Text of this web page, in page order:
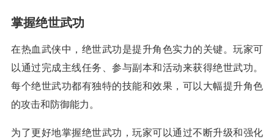
掌握绝世武功
在热血武侠中，绝世武功是提升角色实力的关键。玩家可
以通过完成主线任务、参与副本和活动来获得绝世武功。
每个绝世武功都有独特的技能和效果，可以大幅提升角色
的攻击和防御能力。
为了更好地掌握绝世武功，玩家可以通过不断升级和强化